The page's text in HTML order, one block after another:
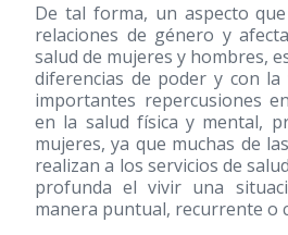
De tal forma, un aspecto
relaciones de género y
salud de mujeres y hombres,
diferencias de poder y con la
importantes repercusiones
en la salud física y mental,
mujeres, ya que muchas de
realizan a los servicios de
profunda el vivir una
manera puntual, recurrente o